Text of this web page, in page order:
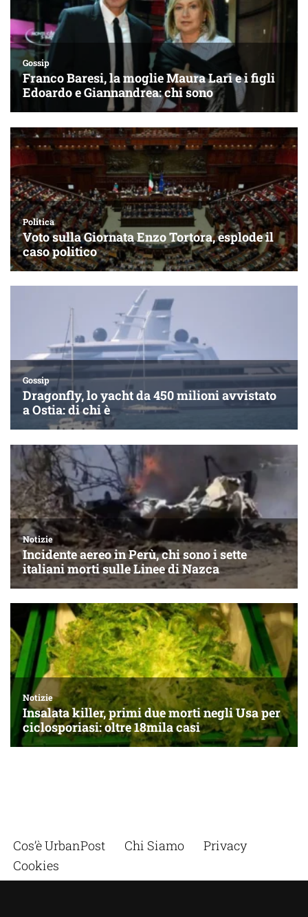
Cos’è UrbanPost Chi Siamo
Privacy
Cookies